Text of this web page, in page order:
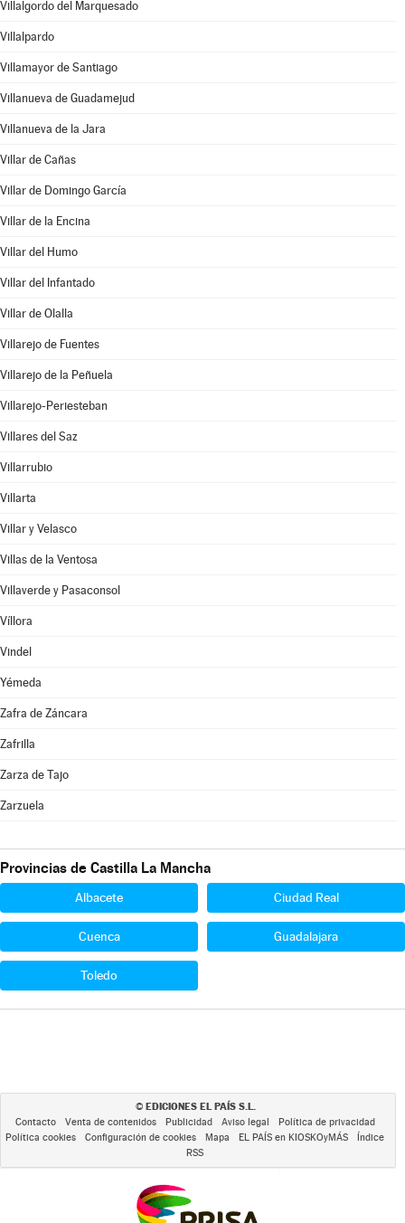
Villalgordo del Marquesado
Villalpardo
Villamayor de Santiago
Villanueva de Guadamejud
Villanueva de la Jara
Villar de Cañas
Villar de Domingo García
Villar de la Encina
Villar del Humo
Villar del Infantado
Villar de Olalla
Villarejo de Fuentes
Villarejo de la Peñuela
Villarejo-Periesteban
Villares del Saz
Villarrubio
Villarta
Villar y Velasco
Villas de la Ventosa
Villaverde y Pasaconsol
Víllora
Vindel
Yémeda
Zafra de Záncara
Zafrilla
Zarza de Tajo
Zarzuela
Provincias de Castilla La Mancha
Albacete Ciudad Real
Cuenca Guadalajara
Toledo
© EDICIONES EL PAÍS S.L.
Contacto Venta de contenidos Publicidad Aviso legal
Política de privacidad
Política cookies
Configuración de cookies Mapa EL PAÍS en KIOSKOyMÁS
Índice
RSS